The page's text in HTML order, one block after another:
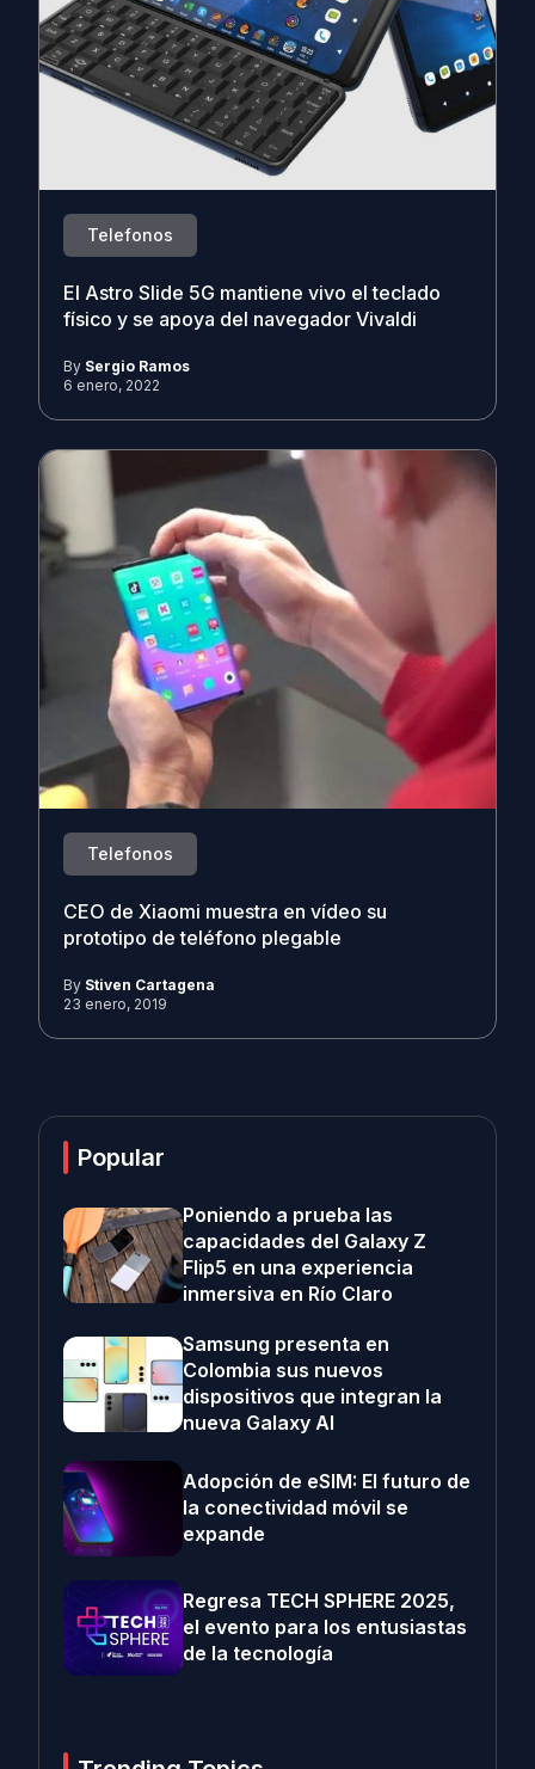
Telefonos
El Astro Slide 5G mantiene vivo el teclado
físico y se apoya del navegador Vivaldi
By Sergio Ramos
6 enero, 2022
Telefonos
CEO de Xiaomi muestra en vídeo su
prototipo de teléfono plegable
By Stiven Cartagena
23 enero, 2019
Popular
Poniendo a prueba las
capacidades del Galaxy Z
Flip5 en una experiencia
inmersiva en Río Claro
Samsung presenta en
Colombia sus nuevos
dispositivos que integran la
nueva Galaxy AI
Adopción de eSIM: El futuro de
la conectividad móvil se
expande
Regresa TECH SPHERE 2025,
el evento para los entusiastas
de la tecnología